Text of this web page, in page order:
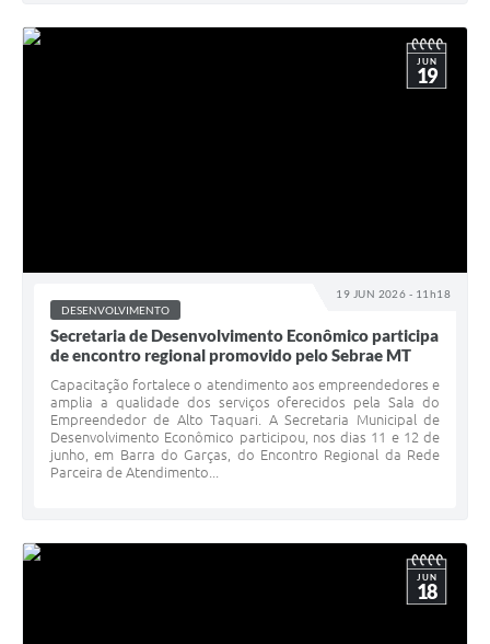
19 JUN 2026 - 11h18
JUN
19
DESENVOLVIMENTO
Secretaria de Desenvolvimento Econômico participa
de encontro regional promovido pelo Sebrae MT
Capacitação fortalece o atendimento aos empreendedores e
amplia a qualidade dos serviços oferecidos pela Sala do
Empreendedor de Alto Taquari. A Secretaria Municipal de
Desenvolvimento Econômico participou, nos dias 11 e 12 de
junho, em Barra do Garças, do Encontro Regional da Rede
Parceira de Atendimento...
JUN
18